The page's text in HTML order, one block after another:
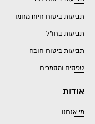
תביעות ביטוח חיות מחמד
תביעות בחו"ל
תביעות ביטוח חובה
טפסים ומסמכים
אודות
מי אנחנו